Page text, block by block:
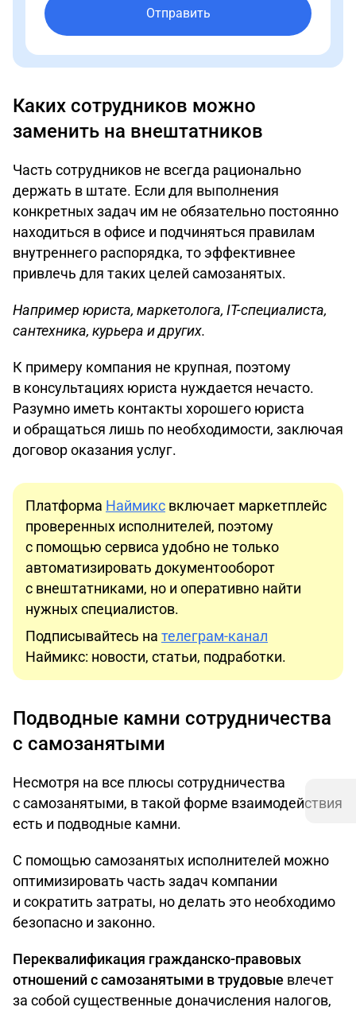
Отправить
Каких сотрудников можно
заменить на внештатников
Часть сотрудников не всегда рационально
держать в штате. Если для выполнения
конкретных задач им не обязательно постоянно
находиться в офисе и подчиняться правилам
внутреннего распорядка, то эффективнее
привлечь для таких целей самозанятых.
Например юриста, маркетолога, IT-специалиста,
сантехника, курьера и других.
К примеру компания не крупная, поэтому
в консультациях юриста нуждается нечасто.
Разумно иметь контакты хорошего юриста
и обращаться лишь по необходимости, заключая
договор оказания услуг.
Платформа Наймикс включает маркетплейс
проверенных исполнителей, поэтому
с помощью сервиса удобно не только
автоматизировать документооборот
с внештатниками, но и оперативно найти
нужных специалистов.
Подписывайтесь на телеграм-канал
Наймикс: новости, статьи, подработки.
Подводные камни сотрудничества
с самозанятыми
Несмотря на все плюсы сотрудничества
с самозанятыми, в такой форме взаимодействия
есть и подводные камни.
С помощью самозанятых исполнителей можно
оптимизировать часть задач компании
и сократить затраты, но делать это необходимо
безопасно и законно.
Переквалификация гражданско-правовых
отношений с самозанятыми в трудовые влечет
за собой существенные доначисления налогов,